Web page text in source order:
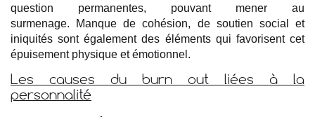
question permanentes, pouvant mener au
surmenage. Manque de cohésion, de soutien social et
iniquités sont également des éléments qui favorisent cet
épuisement physique et émotionnel.
Les causes du burn out liées à la
personnalité